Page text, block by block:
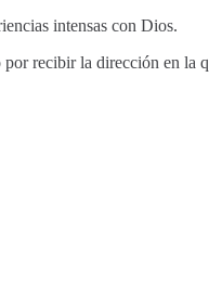
intensas con Dios.
recibir la dirección en